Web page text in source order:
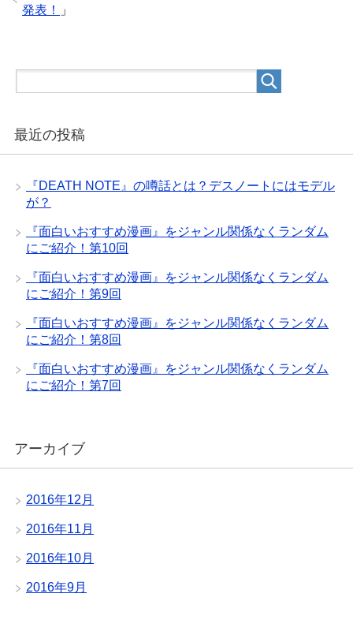
発表！
」
最近の投稿
『DEATH NOTE』の噂話とは？デスノートにはモデル
が？
『面白いおすすめ漫画』をジャンル関係なくランダム
にご紹介！第10回
『面白いおすすめ漫画』をジャンル関係なくランダム
にご紹介！第9回
『面白いおすすめ漫画』をジャンル関係なくランダム
にご紹介！第8回
『面白いおすすめ漫画』をジャンル関係なくランダム
にご紹介！第7回
アーカイブ
2016年12月
2016年11月
2016年10月
2016年9月